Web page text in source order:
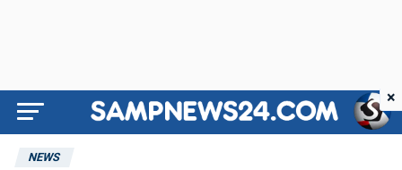
NEWS
×